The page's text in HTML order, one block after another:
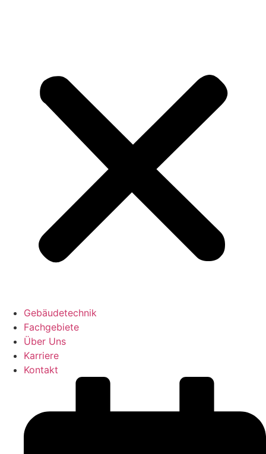
Gebäudetechnik
Fachgebiete
Über Uns
Karriere
Kontakt